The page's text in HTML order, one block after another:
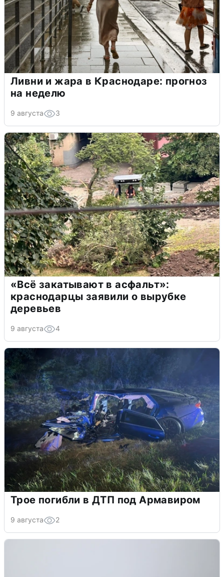
Ливни и жара в Краснодаре: прогноз
на неделю
9 августа 3
«Всё закатывают в асфальт»:
краснодарцы заявили о вырубке
деревьев
9 августа 4
Трое погибли в ДТП под Армавиром
9 августа 2